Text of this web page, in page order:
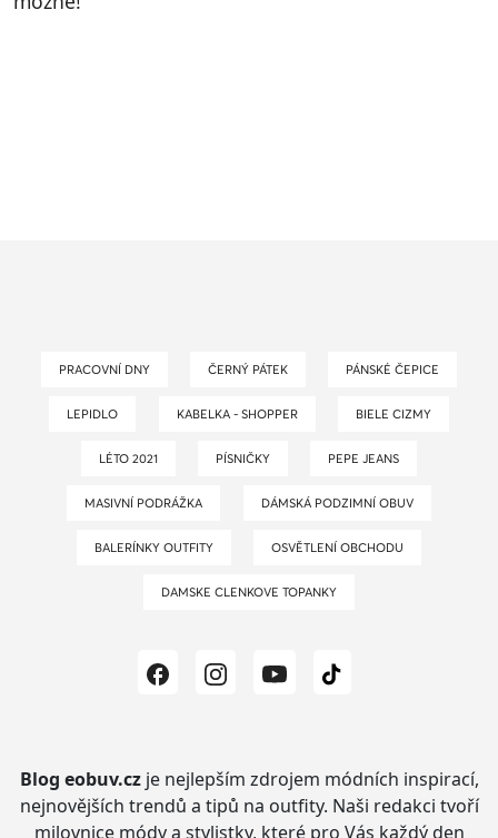
PRACOVNÍ DNY ČERNÝ PÁTEK PÁNSKÉ ČEPICE
LEPIDLO KABELKA - SHOPPER BIELE CIZMY
LÉTO 2021 PÍSNIČKY PEPE JEANS
MASIVNÍ PODRÁŽKA DÁMSKÁ PODZIMNÍ OBUV
BALERÍNKY OUTFITY OSVĚTLENÍ OBCHODU
DAMSKE CLENKOVE TOPANKY
Blog eobuv.czje nejlepším zdrojem módních inspirací,
nejnovějších trendů a tipů na outfity. Naši redakci tvoří
milovnice módy a stylistky, které pro Vás každý den